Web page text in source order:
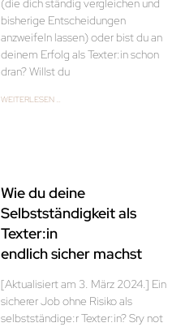
(die dich ständig vergleichen und
bisherige Entscheidungen
anzweifeln lassen) oder bist du an
deinem Erfolg als Texter:in schon
dran? Willst du
WEITERLESEN …
Wie du deine
Selbstständigkeit als
Texter:in
endlich sicher machst
[Aktualisiert am 3. März 2024.] Ein
sicherer Job ohne Risiko als
selbstständige:r Texter:in? Sry not